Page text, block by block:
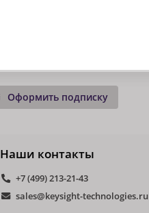
Оформить подписку
Наши контакты
+7 (499) 213-21-43
sales@keysight-technologies.ru